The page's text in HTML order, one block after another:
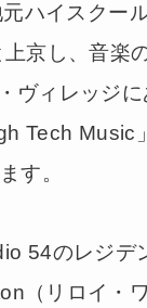
ハイスクー
京し、音楽
ヴィレッジ
Tech Music
す。
54のレジデ
（リロイ・